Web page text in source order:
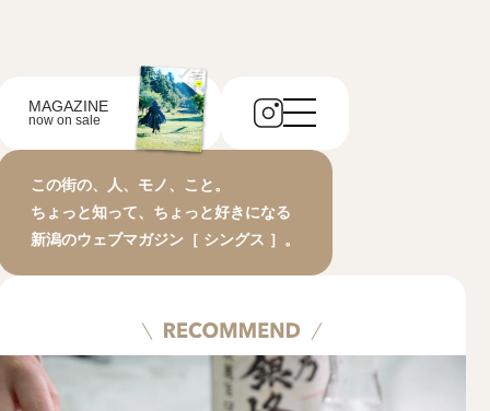
MAGAZINE
now on sale
この街の、人、モノ、こと。
ちょっと知って、ちょっと好きになる
新潟のウェブマガジン［ シングス ］。